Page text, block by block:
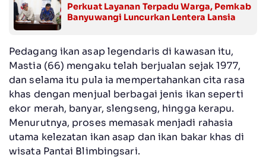
Perkuat Layanan Terpadu Warga, Pemkab
Banyuwangi Luncurkan Lentera Lansia
Pedagang ikan asap legendaris di kawasan itu,
Mastia (66) mengaku telah berjualan sejak 1977,
dan selama itu pula ia mempertahankan cita rasa
khas dengan menjual berbagai jenis ikan seperti
ekor merah, banyar, slengseng, hingga kerapu.
Menurutnya, proses memasak menjadi rahasia
utama kelezatan ikan asap dan ikan bakar khas di
wisata Pantai Blimbingsari.